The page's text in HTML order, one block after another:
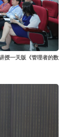
授一天版《管理者的数